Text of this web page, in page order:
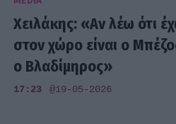
Χειλάκης: «Αν λέω ότι
στον χώρο είναι ο
ο Βλαδίμηρος»
17:23 @19-05-2026